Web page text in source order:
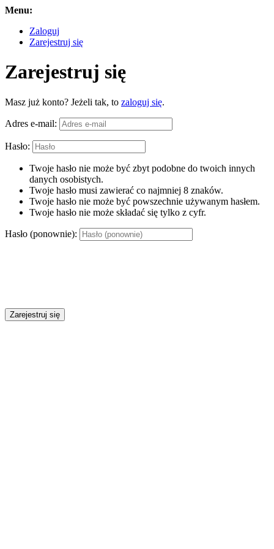
Menu:
Zaloguj
Zarejestruj się
Zarejestruj się
Masz już konto? Jeżeli tak, to zaloguj się.
Adres e-mail:
Hasło:
Twoje hasło nie może być zbyt podobne do twoich innych
danych osobistych.
Twoje hasło musi zawierać co najmniej 8 znaków.
Twoje hasło nie może być powszechnie używanym hasłem.
Twoje hasło nie może składać się tylko z cyfr.
Hasło (ponownie):
Zarejestruj się